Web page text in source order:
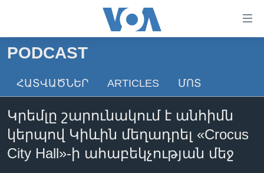
հիմնական
անցնել
բովանդակությանը
հիմնական
բովանդակություն
ԳԼԽԱՎՈՐ ԷՋ
ԼՈՒՐԵՐ
ՏԵՍԱՆՅՈՒԹԵՐ
ՖԻԼՄԵՐ
PODCAST
ՀԱՏՎԱԾՆԵՐ ARTICLES ՄՈՏ
Կրեմլը շարունակում է անհիմն
կերպով Կիևին մեղադրել «Crocus
City Hall»-ի ահաբեկչության մեջ